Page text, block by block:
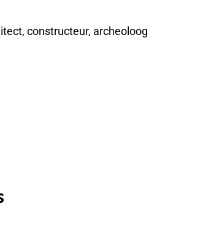
constructeur, archeoloog